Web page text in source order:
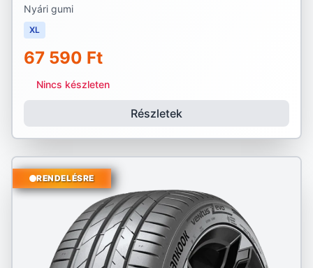
Nyári gumi
XL
67 590 Ft
Nincs készleten
Részletek
RENDELÉSRE